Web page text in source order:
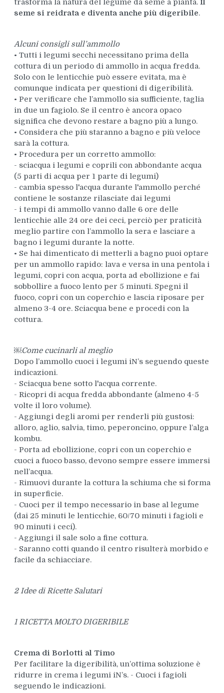
trasforma la natura del legume da seme a pianta. Il
seme si reidrata e diventa anche più digeribile.
Alcuni consigli sull’ammollo
• Tutti i legumi secchi necessitano prima della
cottura di un periodo di ammollo in acqua fredda.
Solo con le lenticchie può essere evitata, ma è
comunque indicata per questioni di digeribilità.
• Per verificare che l’ammollo sia sufficiente, taglia
in due un fagiolo. Se il centro è ancora opaco
significa che devono restare a bagno più a lungo.
• Considera che più staranno a bagno e più veloce
sarà la cottura.
• Procedura per un corretto ammollo:
- sciacqua i legumi e coprili con abbondante acqua
(5 parti di acqua per 1 parte di legumi)
- cambia spesso l'acqua durante l'ammollo perché
contiene le sostanze rilasciate dai legumi
- i tempi di ammollo vanno dalle 6 ore delle
lenticchie alle 24 ore dei ceci, perciò per praticità
meglio partire con l’ammollo la sera e lasciare a
bagno i legumi durante la notte.
• Se hai dimenticato di metterli a bagno puoi optare
per un ammollo rapido: lava e versa in una pentola i
legumi, copri con acqua, porta ad ebollizione e fai
sobbollire a fuoco lento per 5 minuti. Spegni il
fuoco, copri con un coperchio e lascia riposare per
almeno 3-4 ore. Sciacqua bene e procedi con la
cottura.
￼Come cucinarli al meglio
Dopo l’ammollo cuoci i legumi iN’s seguendo queste
indicazioni.
- Sciacqua bene sotto l'acqua corrente.
- Ricopri di acqua fredda abbondante (almeno 4-5
volte il loro volume).
- Aggiungi degli aromi per renderli più gustosi:
alloro, aglio, salvia, timo, peperoncino, oppure l’alga
kombu.
- Porta ad ebollizione, copri con un coperchio e
cuoci a fuoco basso, devono sempre essere immersi
nell’acqua.
- Rimuovi durante la cottura la schiuma che si forma
in superficie.
- Cuoci per il tempo necessario in base al legume
(dai 25 minuti le lenticchie, 60/70 minuti i fagioli e
90 minuti i ceci).
- Aggiungi il sale solo a fine cottura.
- Saranno cotti quando il centro risulterà morbido e
facile da schiacciare.
2 Idee di Ricette Salutari
1 RICETTA MOLTO DIGERIBILE
Crema di Borlotti al Timo
Per facilitare la digeribilità, un’ottima soluzione è
ridurre in crema i legumi iN’s. - Cuoci i fagioli
seguendo le indicazioni.